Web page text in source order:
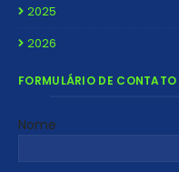
2025
2026
FORMULÁRIO DE CONTATO
Nome